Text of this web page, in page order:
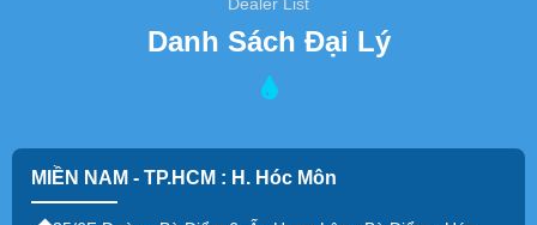
Dealer List
Danh Sách Đại Lý
MIỀN NAM - TP.HCM : H. Hóc Môn